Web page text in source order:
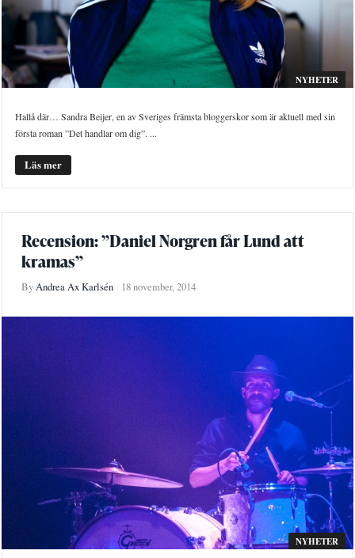
NYHETER
Hallå där… Sandra Beijer, en av Sveriges främsta bloggerskor som är aktuell med sin
första roman ”Det handlar om dig”. ...
Läs mer
Recension: ”Daniel Norgren får Lund att
kramas”
ByAndrea Ax Karlsén 18 november, 2014
NYHETER